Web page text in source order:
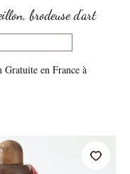
brodeuse d'art
en France à